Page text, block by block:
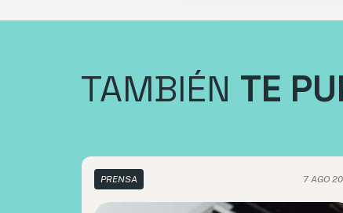
TAMBIÉN TE
PRENSA 7 AGO